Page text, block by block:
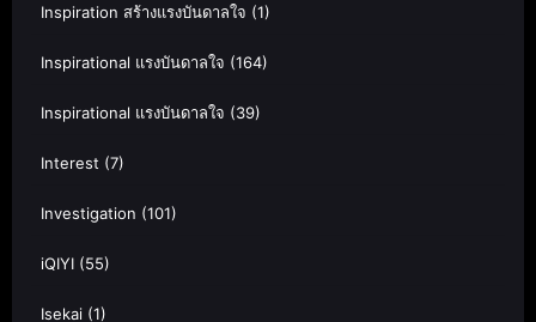
Inspiration สร้างแรงบันดาลใจ (1)
Inspirational แรงบันดาลใจ (164)
Inspirational แรงบันดาลใจ (39)
Interest (7)
Investigation (101)
iQIYI (55)
Isekai (1)